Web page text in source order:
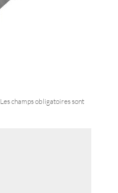
Les champs obligatoires sont